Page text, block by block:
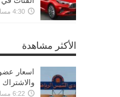
4:30 مساءً ,25-09-2021
الأكثر مشاهدة
6:22 مساءً ,22-01-2020